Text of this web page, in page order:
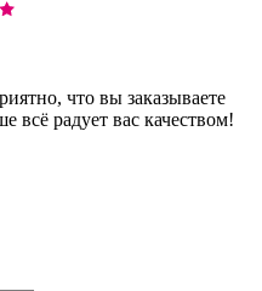
что вы заказываете
всё радует вас качеством!